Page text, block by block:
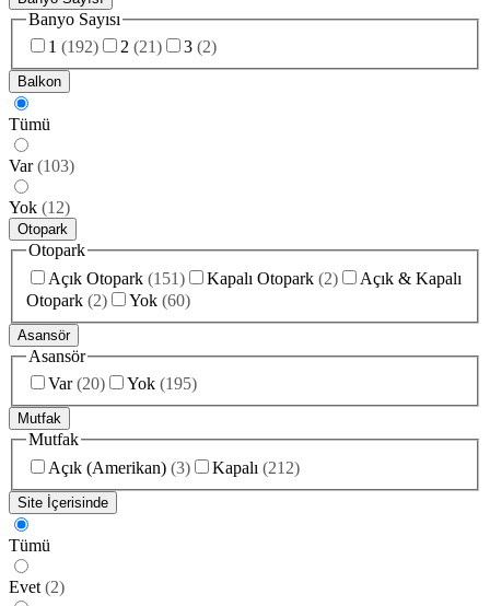
Banyo Sayısı
1 (192) 2 (21) 3 (2)
Balkon
Tümü
Var (103)
Yok (12)
Otopark
Otopark
Açık Otopark (151) Kapalı Otopark (2)
Açık & Kapalı
Otopark (2) Yok (60)
Asansör
Asansör
Var (20) Yok (195)
Mutfak
Mutfak
Açık (Amerikan) (3) Kapalı (212)
Site İçerisinde
Tümü
Evet (2)